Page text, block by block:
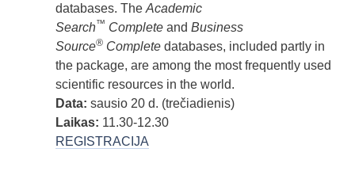
databases. The Academic
Search™ Complete and Business
Source® Complete databases, included partly in
the package, are among the most frequently used
scientific resources in the world.
Data: sausio 20 d. (trečiadienis)
Laikas: 11.30-12.30
REGISTRACIJA